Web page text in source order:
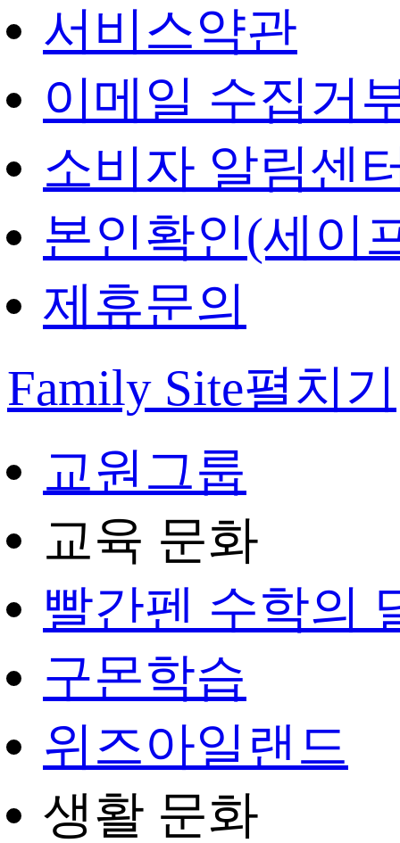
서비스약관
이메일 수집거
소비자 알림센
본인확인(세이
제휴문의
Family Site펼치기
교원그룹
교육 문화
빨간펜 수학의
구몬학습
위즈아일랜드
생활 문화